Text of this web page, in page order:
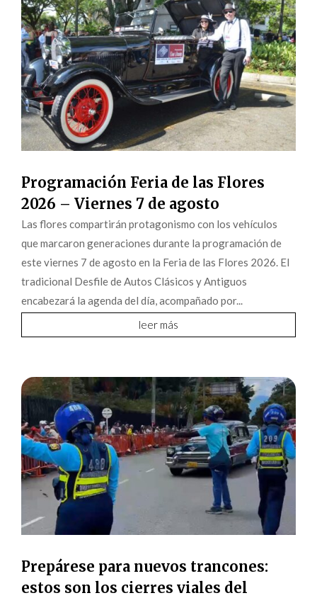
Programación Feria de las Flores
2026 – Viernes 7 de agosto
Las flores compartirán protagonismo con los vehículos
que marcaron generaciones durante la programación de
este viernes 7 de agosto en la Feria de las Flores 2026. El
tradicional Desfile de Autos Clásicos y Antiguos
encabezará la agenda del día, acompañado por...
leer más
Prepárese para nuevos trancones:
estos son los cierres viales del